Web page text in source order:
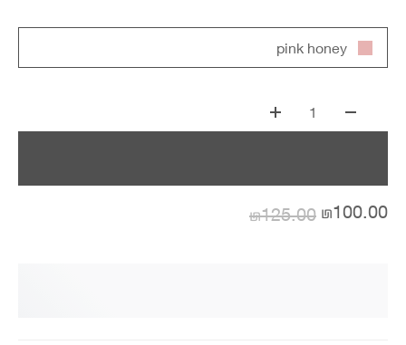
pink honey
1
₪125.00 ₪100.00